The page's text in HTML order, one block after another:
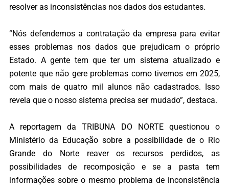
resolver as inconsistências nos dados dos estudantes.
“Nós defendemos a contratação da empresa para evitar
esses problemas nos dados que prejudicam o próprio
Estado. A gente tem que ter um sistema atualizado e
potente que não gere problemas como tivemos em 2025,
com mais de quatro mil alunos não cadastrados. Isso
revela que o nosso sistema precisa ser mudado”, destaca.
A reportagem da TRIBUNA DO NORTE questionou o
Ministério da Educação sobre a possibilidade de o Rio
Grande do Norte reaver os recursos perdidos, as
possibilidades de recomposição e se a pasta tem
informações sobre o mesmo problema de inconsistência